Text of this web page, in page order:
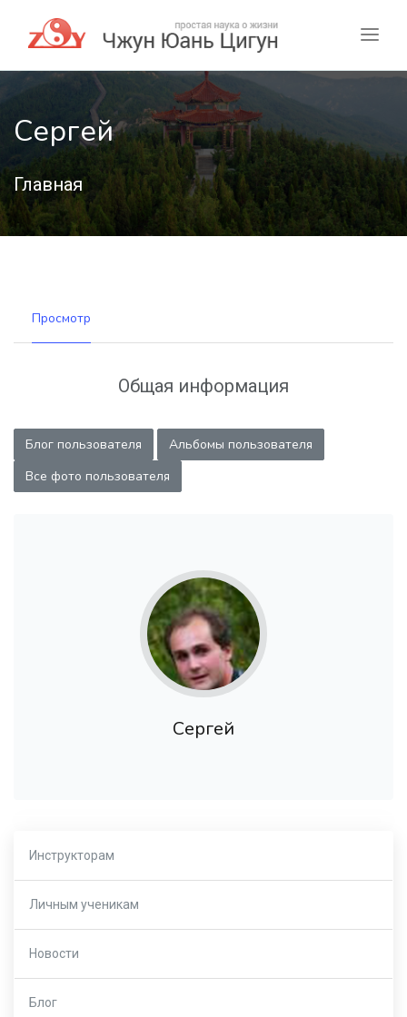
Сергей
Главная
Просмотр
Общая информация
Блог пользователя
Альбомы пользователя
Все фото пользователя
Сергей
Инструкторам
Личным ученикам
Новости
Блог